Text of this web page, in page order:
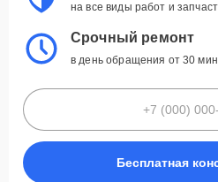
на все виды работ и
Срочный ремонт
в день обращения от 30
Бесплатная